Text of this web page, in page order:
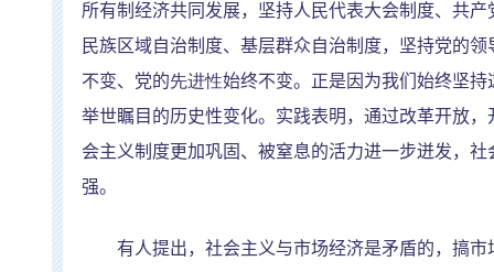
所有制经济共同发展，坚持人民代表大会制度、共
民族区域自治制度、基层群众自治制度，坚持党的
不变、党的先进性始终不变。正是因为我们始终坚持
举世瞩目的历史性变化。实践表明，通过改革开放
会主义制度更加巩固、被窒息的活力进一步迸发，
强。
有人提出，社会主义与市场经济是矛盾的，搞市